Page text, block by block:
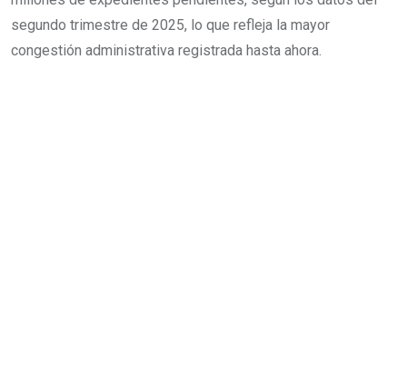
segundo trimestre de 2025, lo que refleja la mayor
congestión administrativa registrada hasta ahora.